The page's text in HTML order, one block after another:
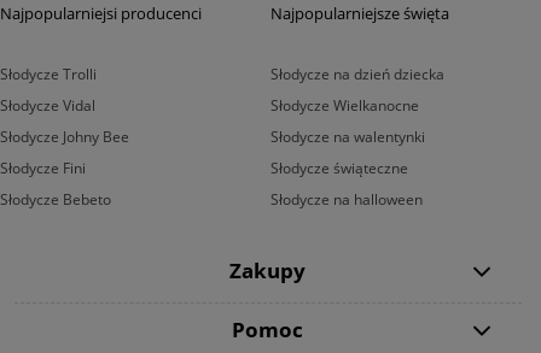
Najpopularniejsi producenci
Słodycze Trolli
Słodycze Vidal
Słodycze Johny Bee
Słodycze Fini
Słodycze Bebeto
Najpopularniejsze święta
Słodycze na dzień dziecka
Słodycze Wielkanocne
Słodycze na walentynki
Słodycze świąteczne
Słodycze na halloween
Zakupy
Pomoc